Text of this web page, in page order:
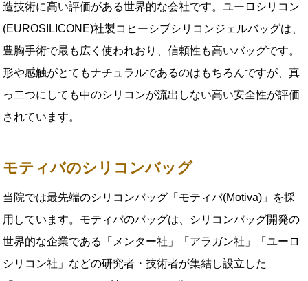
造技術に高い評価がある世界的な会社です。ユーロシリコン
(EUROSILICONE)社製コヒーシブシリコンジェルバッグは、
豊胸手術で最も広く使われおり、信頼性も高いバッグです。
形や感触がとてもナチュラルであるのはもちろんですが、真
っ二つにしても中のシリコンが流出しない高い安全性が評価
されています。
モティバのシリコンバッグ
当院では最先端のシリコンバッグ「モティバ(Motiva)」を採
用しています。モティバのバッグは、シリコンバッグ開発の
世界的な企業である「メンター社」「アラガン社」「ユーロ
シリコン社」などの研究者・技術者が集結し設立した